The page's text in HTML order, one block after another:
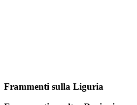
Frammenti sulla Liguria